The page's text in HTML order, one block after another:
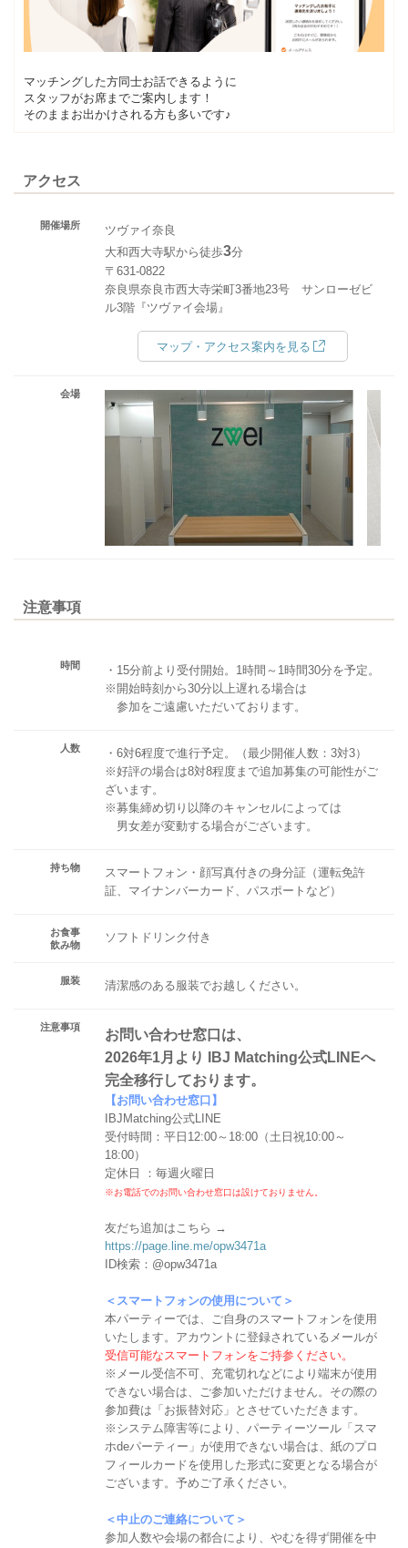
マッチングした方同士お話できるように
スタッフがお席までご案内します！
そのままお出かけされる方も多いです♪
アクセス
開催場所
ツヴァイ奈良
大和西大寺駅から徒歩3分
〒631-0822
奈良県奈良市西大寺栄町3番地23号 サンローゼビ
ル3階『ツヴァイ会場』
マップ・アクセス案内を見る
会場
注意事項
時間
・15分前より受付開始。1時間～1時間30分を予定。
※開始時刻から30分以上遅れる場合は
参加をご遠慮いただいております。
人数
・6対6程度で進行予定。（最少開催人数：3対3）
※好評の場合は8対8程度まで追加募集の可能性がご
ざいます。
※募集締め切り以降のキャンセルによっては
男女差が変動する場合がございます。
持ち物
スマートフォン・顔写真付きの身分証（運転免許
証、マイナンバーカード、パスポートなど）
お食事
飲み物
ソフトドリンク付き
服装 清潔感のある服装でお越しください。
注意事項
お問い合わせ窓口は、
2026年1月より IBJ Matching公式LINEへ
完全移行しております。
【お問い合わせ窓口】
IBJMatching公式LINE
受付時間：平日12:00～18:00（土日祝10:00～
18:00）
定休日 ：毎週火曜日
※お電話でのお問い合わせ窓口は設けておりません。
友だち追加はこちら →
https://page.line.me/opw3471a
ID検索：@opw3471a
＜スマートフォンの使用について＞
本パーティーでは、ご自身のスマートフォンを使用
いたします。アカウントに登録されているメールが
受信可能なスマートフォンをご持参ください。
※メール受信不可、充電切れなどにより端末が使用
できない場合は、ご参加いただけません。その際の
参加費は「お振替対応」とさせていただきます。
※システム障害等により、パーティーツール「スマ
ホdeパーティー」が使用できない場合は、紙のプロ
フィールカードを使用した形式に変更となる場合が
ございます。予めご了承ください。
＜中止のご連絡について＞
参加人数や会場の都合により、やむを得ず開催を中